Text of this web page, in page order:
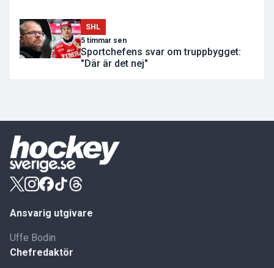
SHL
5 timmar sen
Sportchefens svar om truppbygget:
"Där är det nej"
Ansvarig utgivare
Uffe Bodin
Chefredaktör